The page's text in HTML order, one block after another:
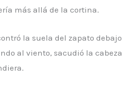
más allá de la cortina.
la suela del zapato debajo
al viento, sacudió la cabeza